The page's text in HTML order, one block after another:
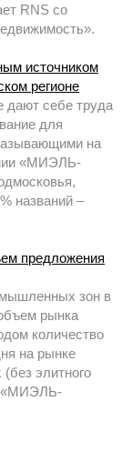
RNS со
источником
регионе
дают себе труда
для
на
«МИЭЛЬ-
названий –
предложения
зон в
рынка
количество
на рынке
элитного
«МИЭЛЬ-